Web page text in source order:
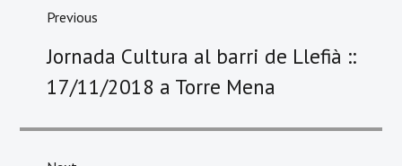
Previous
post:
Jornada Cultura al barri de Llefià ::
17/11/2018 a Torre Mena